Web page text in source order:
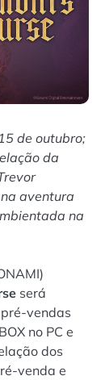
de outubro;
da
aventura
na
será
vendas
no PC e
dos
venda e